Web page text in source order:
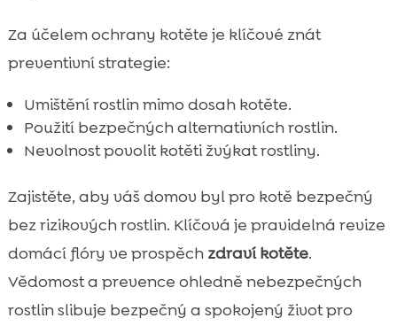
Za účelem ochrany kotěte je klíčové znát
preventivní strategie:
Umištění rostlin mimo dosah kotěte.
Použití bezpečných alternativních rostlin.
Nevolnost povolit kotěti žvýkat rostliny.
Zajistěte, aby váš domov byl pro kotě bezpečný
bez rizikových rostlin. Klíčová je pravidelná revize
domácí flóry ve prospěch zdraví kotěte.
Vědomost a prevence ohledně nebezpečných
rostlin slibuje bezpečný a spokojený život pro